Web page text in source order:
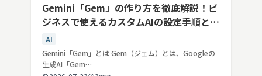
Gemini「Gem」の作り方を徹底解説！ビ
ジネスで使えるカスタムAIの設定手順と活
用例
AI
Gemini「Gem」とは Gem（ジェム）とは、Googleの
生成AI「Gem…